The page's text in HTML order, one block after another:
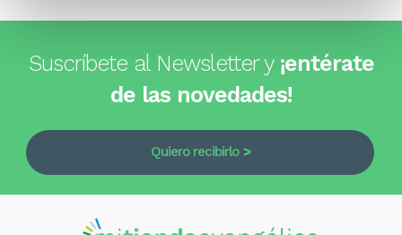
Suscríbete al Newsletter y ¡entérate
de las novedades!
Quiero recibirlo